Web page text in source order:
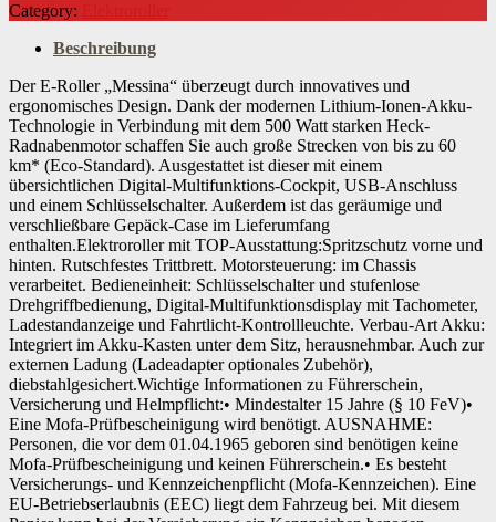
Category:
Beschreibung
Der E-Roller „Messina“ überzeugt durch innovatives und
ergonomisches Design. Dank der modernen Lithium-Ionen-Akku-
Technologie in Verbindung mit dem 500 Watt starken Heck-
Radnabenmotor schaffen Sie auch große Strecken von bis zu 60
km* (Eco-Standard). Ausgestattet ist dieser mit einem
übersichtlichen Digital-Multifunktions-Cockpit, USB-Anschluss
und einem Schlüsselschalter. Außerdem ist das geräumige und
verschließbare Gepäck-Case im Lieferumfang
enthalten.Elektroroller mit TOP-Ausstattung:Spritzschutz vorne und
hinten. Rutschfestes Trittbrett. Motorsteuerung: im Chassis
verarbeitet. Bedieneinheit: Schlüsselschalter und stufenlose
Drehgriffbedienung, Digital-Multifunktionsdisplay mit Tachometer,
Ladestandanzeige und Fahrtlicht-Kontrollleuchte. Verbau-Art Akku:
Integriert im Akku-Kasten unter dem Sitz, herausnehmbar. Auch zur
externen Ladung (Ladeadapter optionales Zubehör),
diebstahlgesichert.Wichtige Informationen zu Führerschein,
Versicherung und Helmpflicht:• Mindestalter 15 Jahre (§ 10 FeV)•
Eine Mofa-Prüfbescheinigung wird benötigt. AUSNAHME:
Personen, die vor dem 01.04.1965 geboren sind benötigen keine
Mofa-Prüfbescheinigung und keinen Führerschein.• Es besteht
Versicherungs- und Kennzeichenpflicht (Mofa-Kennzeichen). Eine
EU-Betriebserlaubnis (EEC) liegt dem Fahrzeug bei. Mit diesem